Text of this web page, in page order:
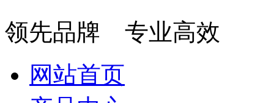
领先品牌 专业高效
网站首页